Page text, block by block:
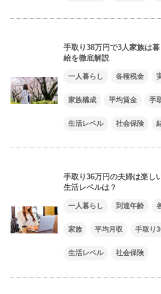
手取り38万円で3人家族は
給を徹底解説
一人暮らし 各種税金
家族構成 平均賃金 手
生活レベル 社会保険
手取り36万円の夫婦は楽し
生活レベルは？
一人暮らし 到達年齢
家族 平均月収 手取り
生活レベル 社会保険